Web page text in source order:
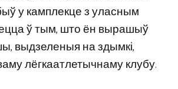
у камплекце з уласным
ў тым, што ён вырашыў
выдзеленыя на здымкі,
лёгкаатлетычнаму клубу.